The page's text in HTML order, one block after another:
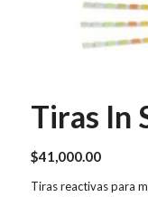
Tiras In
$41,000.00
Tiras reactivas para